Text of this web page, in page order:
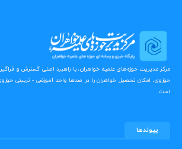
مرکز مدیریت حوزه‌های علمیه خواهران، با راهبرد اصلی گسترش و
حوزوی، امکان تحصیل خواهران را در صدها واحد آموزشی - تربیتی
است.
پیوندها